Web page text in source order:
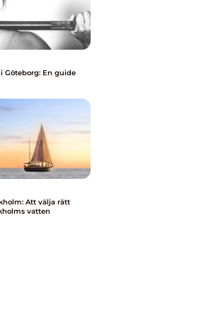
Göteborg: En guide
Att välja rätt
vatten